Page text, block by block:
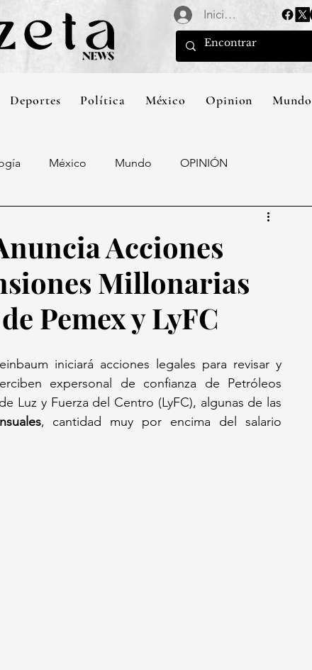
Iniciar sesión
Deportes Política México Opinion Mundo
México Mundo OPINIÓN
Acciones
Millonarias
Pemex y LyFC
iniciará acciones legales para revisar y
expersonal de confianza de Petróleos
Luz y Fuerza del Centro (LyFC), algunas de las
, cantidad muy por encima del salario